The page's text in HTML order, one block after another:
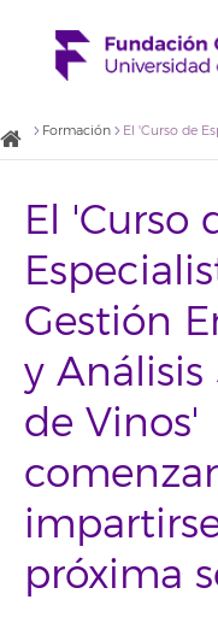
Formación
El 'Curso
Gestión
y Análisis
de Vinos'
próxima